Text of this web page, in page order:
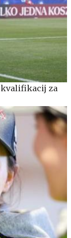
kvalifikacij za